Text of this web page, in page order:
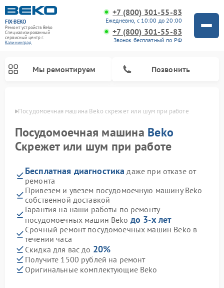
FIX-BEKO
Ремонт устройств Beko
Специализированный
cервисный центр г.
Калининград
+7 (800) 301-55-83
Ежедневно, с 10:00 до 20:00
+7 (800) 301-55-83
Звонок бесплатный по РФ
Мы ремонтируем Позвонить
Посудомоечная машина Beko скрежет или шум при работе
Посудомоечная машина Beko
Скрежет или шум при работе
Бесплатная диагностика даже при отказе от
ремонта
Привезем и увезем посудомоечную машину Beko
собственной доставкой
Гарантия на наши работы по ремонту
посудомоечных машин Beko до 3-х лет
Срочный ремонт посудомоечных машин Beko в
течении часа
Скидка для вас до 20%
Получите 1500 рублей на ремонт
Оригинальные комплектующие Beko